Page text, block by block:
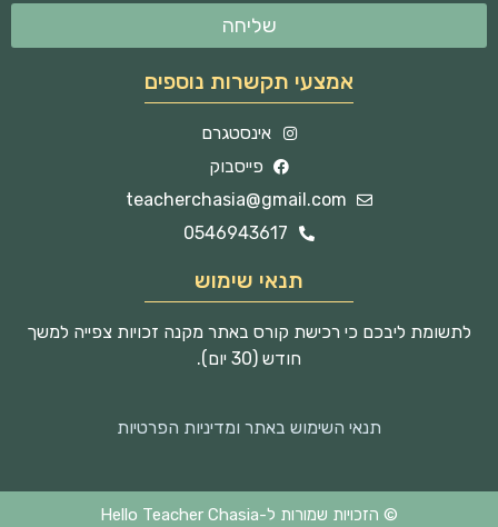
שליחה
אמצעי תקשרות נוספים
אינסטגרם
פייסבוק
teacherchasia@gmail.com
0546943617
תנאי שימוש
לתשומת ליבכם כי רכישת קורס באתר מקנה זכויות צפייה למשך
חודש (30 יום).
תנאי השימוש באתר ומדיניות הפרטיות
© הזכויות שמורות ל-Hello Teacher Chasia